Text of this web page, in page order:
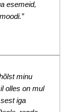
esemeid,
minu
olles on mul
iga